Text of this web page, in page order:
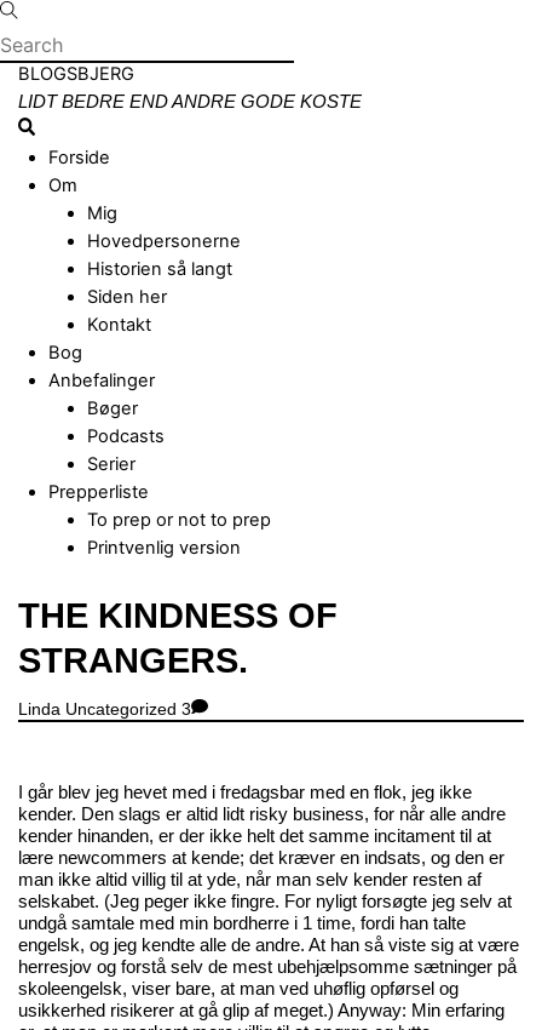
Skip
to
content
Menu
BLOGSBJERG
LIDT BEDRE END ANDRE GODE KOSTE
Search
Forside
Om
Mig
Hovedpersonerne
Historien så langt
Siden her
Kontakt
Bog
Anbefalinger
Bøger
Podcasts
Serier
Prepperliste
To prep or not to prep
Printvenlig version
Close
Menu
THE KINDNESS OF
STRANGERS.
Linda Uncategorized 3
I går blev jeg hevet med i fredagsbar med en flok, jeg ikke
kender. Den slags er altid lidt risky business, for når alle andre
kender hinanden, er der ikke helt det samme incitament til at
lære newcommers at kende; det kræver en indsats, og den er
man ikke altid villig til at yde, når man selv kender resten af
selskabet. (Jeg peger ikke fingre. For nyligt forsøgte jeg selv at
undgå samtale med min bordherre i 1 time, fordi han talte
engelsk, og jeg kendte alle de andre. At han så viste sig at være
herresjov og forstå selv de mest ubehjælpsomme sætninger på
skoleengelsk, viser bare, at man ved uhøflig opførsel og
usikkerhed risikerer at gå glip af meget.) Anyway: Min erfaring